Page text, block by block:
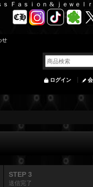
Ｆａｓｉｏｎ & ｊｅｗｅｌ
せ
ログイン
STEP 3
送信完了